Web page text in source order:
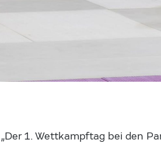
„Der 1. Wettkampftag bei den